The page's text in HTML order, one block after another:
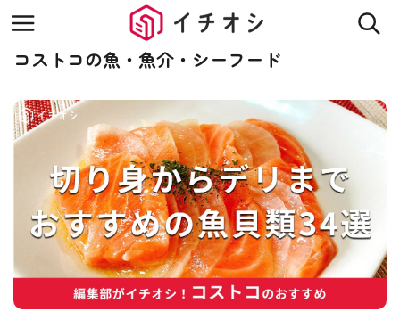
コストコの魚・魚介・シーフード